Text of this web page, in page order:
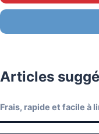
Articles
Frais, rapide et facile à